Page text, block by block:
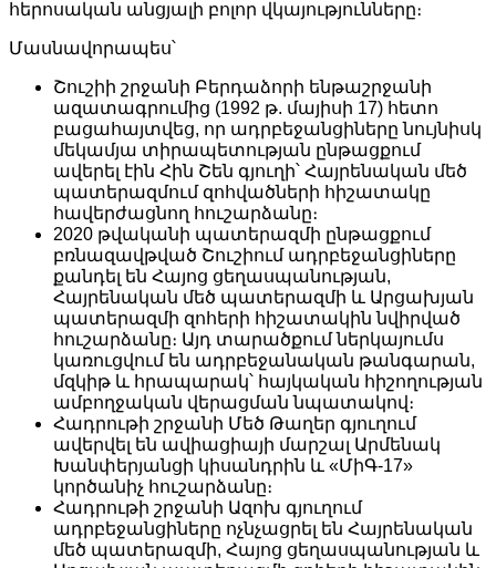
հերոսական անցյալի բոլոր վկայությունները։
Մասնավորապես՝
Շուշիի շրջանի Բերդաձորի ենթաշրջանի
ազատագրումից (1992 թ. մայիսի 17) հետո
բացահայտվեց, որ ադրբեջանցիները նույնիսկ
մեկամյա տիրապետության ընթացքում
ավերել էին Հին Շեն գյուղի՝ Հայրենական մեծ
պատերազմում զոհվածների հիշատակը
հավերժացնող հուշարձանը։
2020 թվականի պատերազմի ընթացքում
բռնազավթված Շուշիում ադրբեջանցիները
քանդել են Հայոց ցեղասպանության,
Հայրենական մեծ պատերազմի և Արցախյան
պատերազմի զոհերի հիշատակին նվիրված
հուշարձանը։ Այդ տարածքում ներկայումս
կառուցվում են ադրբեջանական թանգարան,
մզկիթ և հրապարակ՝ հայկական հիշողության
ամբողջական վերացման նպատակով։
Հադրութի շրջանի Մեծ Թաղեր գյուղում
ավերվել են ավիացիայի մարշալ Արմենակ
Խանփերյանցի կիսանդրին և «ՄիԳ-17»
կործանիչ հուշարձանը։
Հադրութի շրջանի Ազոխ գյուղում
ադրբեջանցիները ոչնչացրել են Հայրենական
մեծ պատերազմի, Հայոց ցեղասպանության և